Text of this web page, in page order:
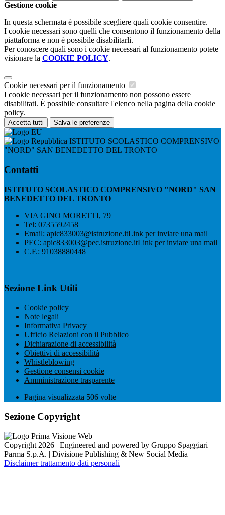
Gestione cookie
In questa schermata è possibile scegliere quali cookie consentire.
I cookie necessari sono quelli che consentono il funzionamento della
piattaforma e non è possibile disabilitarli.
Per conoscere quali sono i cookie necessari al funzionamento potete
visionare la COOKIE POLICY.
Cookie necessari per il funzionamento
I cookie necessari per il funzionamento non possono essere
disabilitati. È possibile consultare l'elenco nella pagina della cookie
policy.
Accetta tutti Salva le preferenze
ISTITUTO SCOLASTICO COMPRENSIVO
"NORD" SAN BENEDETTO DEL TRONTO
Contatti
ISTITUTO SCOLASTICO COMPRENSIVO "NORD" SAN
BENEDETTO DEL TRONTO
VIA GINO MORETTI, 79
Tel: 0735592458
Email: apic833003@istruzione.itLink per inviare una mail
PEC: apic833003@pec.istruzione.itLink per inviare una mail
C.F.: 91038880448
Sezione Link Utili
Cookie policy
Note legali
Informativa Privacy
Ufficio Relazioni con il Pubblico
Dichiarazione di accessibilità
Obiettivi di accessibilità
Whistleblowing
Gestione consensi cookie
Amministrazione trasparente
Pagina visualizzata 506 volte
Sezione Copyright
Copyright 2026 | Engineered and powered by Gruppo Spaggiari
Parma S.p.A. | Divisione Publishing & New Social Media
Disclaimer trattamento dati personali